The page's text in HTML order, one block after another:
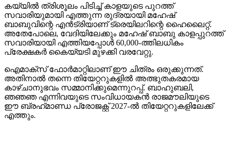
കയ്യില്‍ ത്രിശൂലം പിടിച്ച് കാളയുടെ പുറത്ത്
സവാരിയുമായി എത്തുന്ന രുദ്രയായി മഹേഷ്
ബാബുവിന്റെ എന്‍ട്രിയാണ് ട്രെയിലറിന്റെ ഹൈലൈറ്റ്.
അതേപോലെ, വേദിയിലേക്കും മഹേഷ് ബാബു കാളപ്പുറത്ത്
സവാരിയായി എത്തിയപ്പോള്‍ 60,000-ത്തിലധികം
പ്രേക്ഷകര്‍ കൈയ്യടി മുഴക്കി വരവേറ്റു.
ഐമാക്‌സ് ഫോര്‍മാറ്റിലാണ് ഈ ചിത്രം ഒരുക്കുന്നത്.
അതിനാല്‍ തന്നെ തിയേറ്ററുകളില്‍ അത്ഭുതകരമായ
കാഴ്ചാനുഭവം സമ്മാനിക്കുമെന്നുറപ്പ്. ബാഹുബലി,
ഞഞഞ എന്നിവയുടെ സംവിധായകന്‍ രാജമൗലിയുടെ
ഈ ബ്രഹ്‌മാണ്ഡ പ്രോജക്റ്റ് 2027-ല്‍ തിയേറ്ററുകളിലേക്ക്
എത്തും.